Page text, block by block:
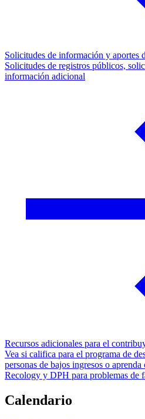
Solicitudes de información y aportes
Solicitudes de registros públicos,
información adicional
Recursos adicionales para el
Vea si califica para el programa de
personas de bajos ingresos o
Recology y DPH para problemas de
Calendario